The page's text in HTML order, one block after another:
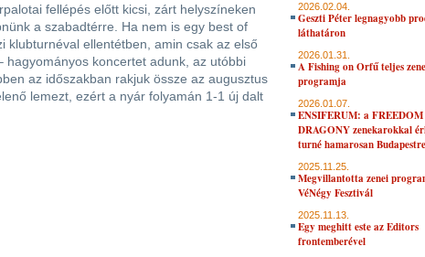
fellépés előtt kicsi, zárt helyszíneken
a szabadtérre. Ha nem is egy best of
klubturnéval ellentétben, amin csak az első
hagyományos koncertet adunk, az utóbbi
az időszakban rakjuk össze az augusztus
lemezt, ezért a nyár folyamán 1-1 új dalt
2026.02.04.
Geszti Péter legnagyobb
láthatáron
2026.01.31.
A Fishing on Orfű teljes
programja
2026.01.07.
ENSIFERUM: a
DRAGONY zenekarokkal
turné hamarosan Budapestre
2025.11.25.
Megvillantotta zenei
VéNégy Fesztivál
2025.11.13.
Egy meghitt este az Editors
frontemberével